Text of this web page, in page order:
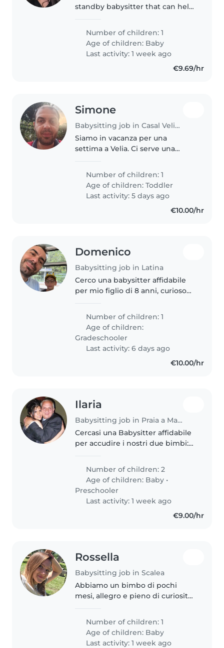
standby babysitter that can help
attending the wedding
Number of children: 1
Age of children: Baby
Last activity: 1 week ago
€9.69/hr
Simone
Babysitting job in Casal Velino
Siamo in vacanza per una
settima a Velia. Ci serve una
aiutarci con bimba di 15 mesi.
Ore e paga da definire secondo
disponibilità
Number of children: 1
Age of children:Toddler
Last activity: 5 days ago
€10.00/hr
Domenico
Babysitting job in Latina
Cerco una babysitter affidabile
per mio figlio di 8 anni, curioso
Number of children: 1
Age of children:
Gradeschooler
Last activity: 6 days ago
€10.00/hr
Ilaria
Babysitting job in Praia a Mare
Cercasi una Babysitter affidabile
per accudire i nostri due bimbi:
La persona ideale dovrebbe
essere a suo agio con faccende
domestiche e in alternativa..
Number of children: 2
Age of children: Baby •
Preschooler
Last activity: 1 week ago
€9.00/hr
Rossella
Babysitting job in Scalea
Abbiamo un bimbo di pochi
mesi, allegro e pieno di curiosità.
sappia prendersi cura di lui con
amore avendo un attività l'orario..
Number of children: 1
Age of children: Baby
Last activity: 1 week ago